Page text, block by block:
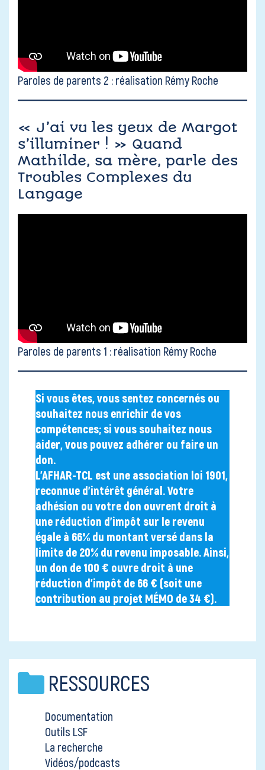
Paroles de parents 2 : réalisation Rémy Roche
« J’ai vu les yeux de Margot
s’illuminer ! » Quand
Mathilde, sa mère, parle des
Troubles Complexes du
Langage
Paroles de parents 1 : réalisation Rémy Roche
Si vous êtes, vous sentez concernés ou
souhaitez nous enrichir de vos
compétences; si vous souhaitez nous
aider, vous pouvez adhérer ou faire un
don.
L’AFHAR-TCL est une association loi 1901,
reconnue d’intérêt général. Votre
adhésion ou votre don ouvrent droit à
une réduction d’impôt sur le revenu
égale à 66% du montant versé dans la
limite de 20% du revenu imposable. Ainsi,
un don de 100 € ouvre droit à une
réduction d’impôt de 66 € (soit une
contribution au projet MÉMO de 34 €).
RESSOURCES
Documentation
Outils LSF
La recherche
Vidéos/podcasts